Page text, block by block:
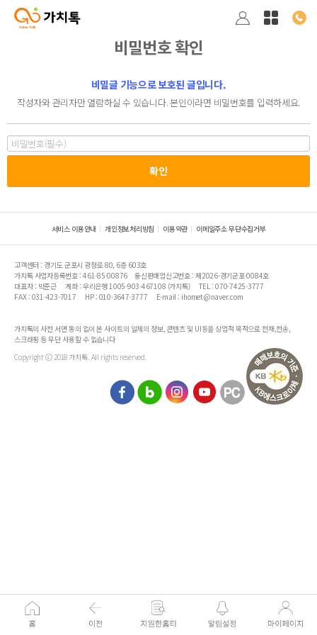
비밀번호 확인
비밀글 기능으로 보호된 글입니다.
작성자와 관리자만 열람하실 수 있습니다. 본인이라면 비밀번호를 입력하세요.
서비스 이용안내 개인정보처리방침 이용약관 이메일주소 무단수집거부
고객센터 : 경기도 군포시 광정로 80, 6층 603호
가치톡 사업자등록번호 : 461-85-00876
통신판매업신고번호 : 제2026-경기군포-0084호
대표자 : 박준근
계좌 : 우리은행 1005-903-467108 (가치톡)
TEL : 070-7425-3777
FAX : 031-423-7017
HP : 010-3647-3777 E-mail : ihomet@naver.com
가치톡의 사전 서면 동의 없이 본 사이트의 일체의 정보, 콘텐츠 및 UI등을 상업적 목적으로 전재,전송,
스크래핑 등 무단 사용할 수 없습니다
Copyright ⓒ 2018 가치톡. All rights reserved.